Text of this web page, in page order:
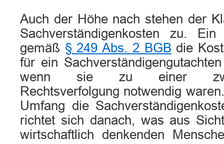
Auch der Höhe nach stehen der
Sachverständigenkosten zu.
gemäß § 249 Abs. 2 BGB die
für ein
wenn sie zu einer
Rechtsverfolgung notwendig
Umfang die
richtet sich danach, was aus
wirtschaftlich denkenden